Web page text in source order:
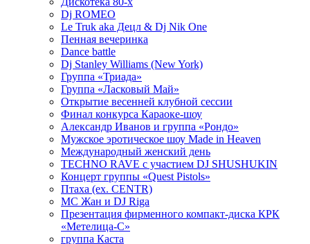
Dj ROMEO
Le Truk aka Децл & Dj Nik One
Пенная вечеринка
Dance battle
Dj Stanley Williams (New York)
Группа «Триада»
Группа «Ласковый Май»
Открытие весенней клубной сессии
Финал конкурса Караоке-шоу
Александр Иванов и группа «Рондо»
Мужское эротическое шоу Made in Heaven
Международный женский день
TECHNO RAVE с участием DJ SHUSHUKIN
Концерт группы «Quest Pistols»
Птаха (ex. CENTR)
МС Жан и DJ Riga
Презентация фирменного компакт-диска КРК
«Метелица-С»
группа Каста